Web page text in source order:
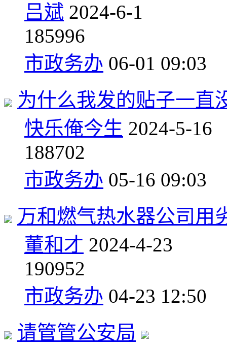
吕斌 2024-6-1
185996
市政务办 06-01 09:03
为什么我发的贴子一直
快乐俺今生 2024-5-16
188702
市政务办 05-16 09:03
万和燃气热水器公司用
董和才 2024-4-23
190952
市政务办 04-23 12:50
请管管公安局